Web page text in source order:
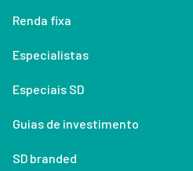
Renda fixa
Especialistas
Especiais SD
Guias de investimento
SD branded